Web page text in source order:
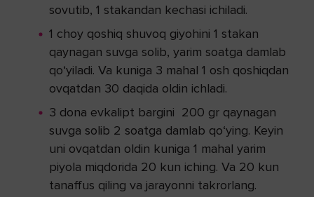
sovutib, 1 stakandan kechasi ichiladi.
1 choy qoshiq shuvoq giyohini 1 stakan
qaynagan suvga solib, yarim soatga damlab
qo‘yiladi. Va kuniga 3 mahal 1 osh qoshiqdan
ovqatdan 30 daqida oldin ichladi.
3 dona evkalipt bargini 200 gr qaynagan
suvga solib 2 soatga damlab qo‘ying. Keyin
uni ovqatdan oldin kuniga 1 mahal yarim
piyola miqdorida 20 kun iching. Va 20 kun
tanaffus qiling va jarayonni takrorlang.